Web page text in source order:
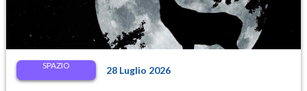
SPAZIO 28 Luglio 2026